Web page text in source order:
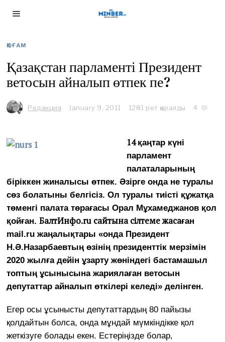
ҚОҒАМ
Қазақстан парламенті Президент
ветосын айналып өтпек пе?
Редакция January 9, 2011 1281 рет қаралды 4
14қаңтар күні
парламент
палаталарының
біріккен жиналысы өтпек. Әзірге онда не туралы
сөз болатыны белгіcіз.Ол туралы тиісті құжатқа
төменгі палата төрағасы Орал Мұхамеджанов қол
қойған.БалтИнфо.ru сайтына сілтеме жасаған
mail.ru жаңалықтары «онда Президент
Н.Ә.Назарбаевтың өзінің президенттік мерзімін
2020 жылға дейін ұзарту жөніндегі бастамашыл
топтың ұсынысына жариялаған ветосын
депутаттар айналып өткілері келеді» делінген.
Егер осы ұсынысты депутаттардың 80 пайызы
қолдайтын болса, онда мұндай мүмкіндікке қол
жеткізуге болады екен. Естеріңізде болар,